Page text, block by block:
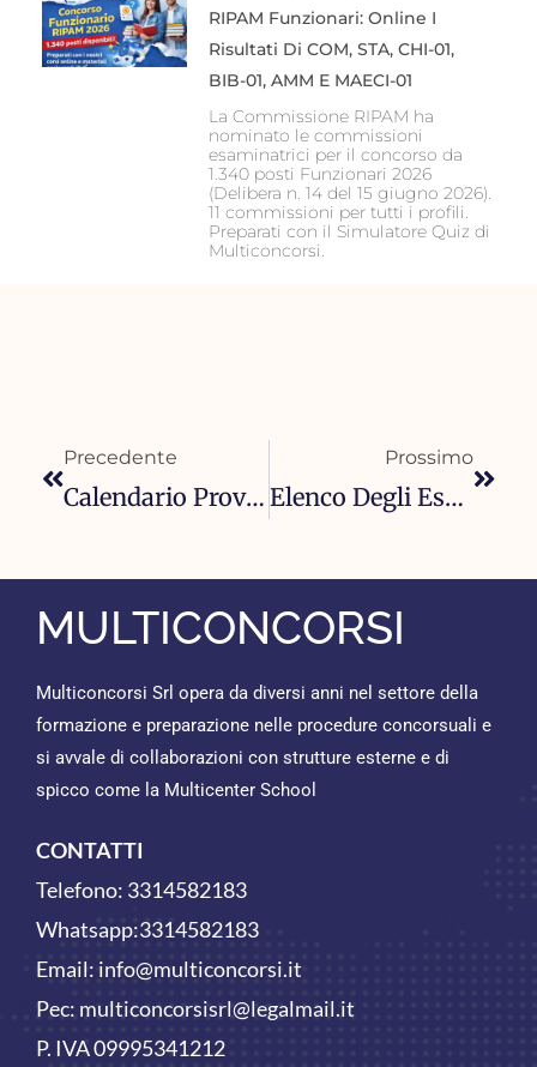
RIPAM Funzionari: Online I
Risultati Di COM, STA, CHI-01,
BIB-01, AMM E MAECI-01
La Commissione RIPAM ha
nominato le commissioni
esaminatrici per il concorso da
1.340 posti Funzionari 2026
(Delibera n. 14 del 15 giugno 2026).
11 commissioni per tutti i profili.
Preparati con il Simulatore Quiz di
Multiconcorsi.
Precedente
Calendario Prova Scritta Preselettiva Concorso Comune Di Napoli 2024 Per 130 Posti
Prossimo
Elenco Degli Esclusi Per Limite D’età Al Concorso Vigili Del Fuoco 2024 – 350 Posti
MULTICONCORSI
Multiconcorsi Srl opera da diversi anni nel settore della
formazione e preparazione nelle procedure concorsuali e
si avvale di collaborazioni con strutture esterne e di
spicco come la Multicenter School
CONTATTI
Telefono: 3314582183
Whatsapp:3314582183
Email: info@multiconcorsi.it
Pec: multiconcorsisrl@legalmail.it
P. IVA 09995341212